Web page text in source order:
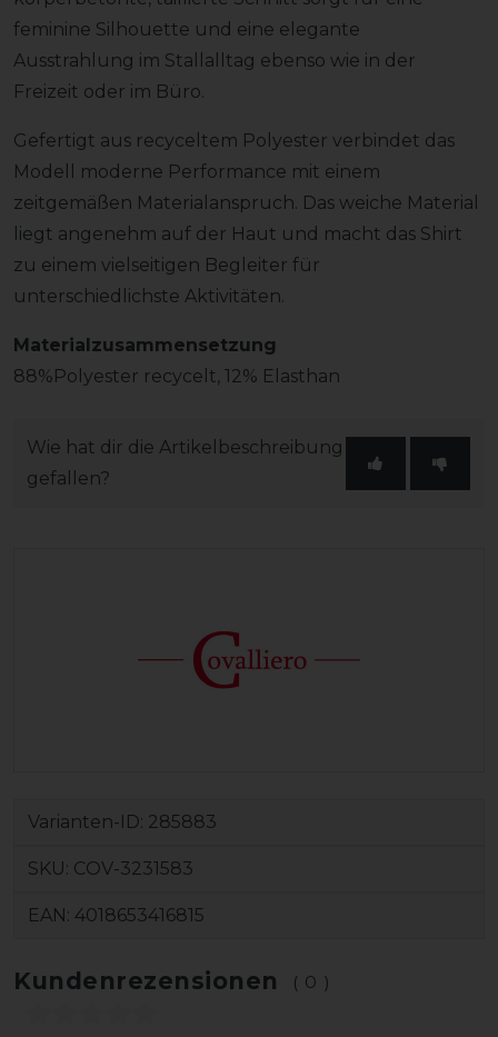
feminine Silhouette und eine elegante
Ausstrahlung im Stallalltag ebenso wie in der
Freizeit oder im Büro.
Gefertigt aus recyceltem Polyester verbindet das
Modell moderne Performance mit einem
zeitgemäßen Materialanspruch. Das weiche Material
liegt angenehm auf der Haut und macht das Shirt
zu einem vielseitigen Begleiter für
unterschiedlichste Aktivitäten.
Materialzusammensetzung
88%Polyester recycelt, 12% Elasthan
Wie hat dir die Artikelbeschreibung
gefallen?
Varianten-ID: 285883
SKU: COV-3231583
EAN: 4018653416815
Kundenrezensionen (0)